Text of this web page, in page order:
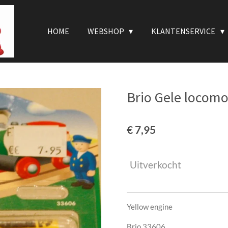
HOME WEBSHOP KLANTENSERVICE
Brio Gele
€ 7,95
Uitverkocht
Yellow engine